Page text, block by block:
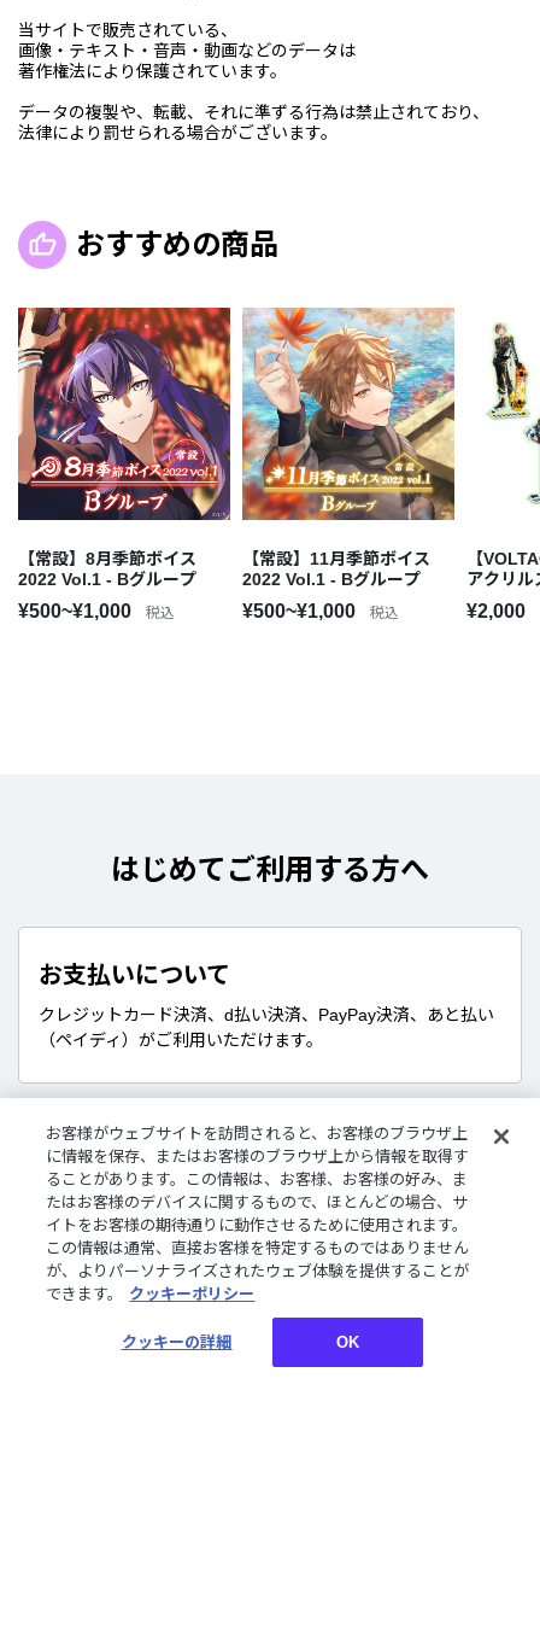
当サイトで販売されている、
画像・テキスト・音声・動画などのデータは
著作権法により保護されています。
データの複製や、転載、それに準ずる行為は禁止されており、
法律により罰せられる場合がございます。
おすすめの商品
【常設】8月季節ボイス
2022 Vol.1 - Bグループ
¥500~¥1,000 税込
【常設】11月季節ボイス
2022 Vol.1 - Bグループ
¥500~¥1,000 税込
【
アクリル
¥2,000
はじめてご利用する方へ
お支払いについて
クレジットカード決済、d払い決済、PayPay決済、あと払い
（ペイディ）がご利用いただけます。
販売商品について
デジタルグッズはダウンロード商品です。
さまざまな企画やコンセプトに沿ったライバーたちのボイ
ス、特典壁紙をご購入いただけます。
イドをご確認ください。
お客様がウェブサイトを訪問されると、お客様のブラウザ上
に情報を保存、またはお客様のブラウザ上から情報を取得す
ることがあります。この情報は、お客様、お客様の好み、ま
たはお客様のデバイスに関するもので、ほとんどの場合、サ
イトをお客様の期待通りに動作させるために使用されます。
この情報は通常、直接お客様を特定するものではありません
が、よりパーソナライズされたウェブ体験を提供することが
できます。
クッキーポリシー
クッキーの詳細 OK